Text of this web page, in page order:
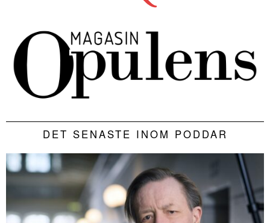
DET SENASTE INOM PODDAR